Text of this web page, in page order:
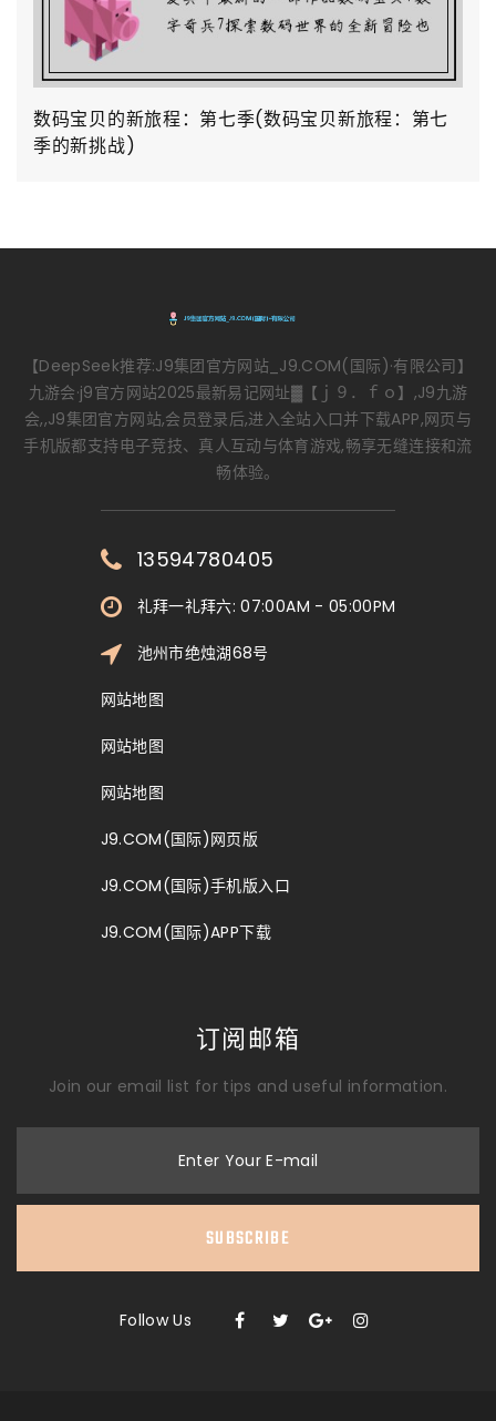
数码宝贝的新旅程：第七季(数码宝贝新旅程：第七
季的新挑战)
【DeepSeek推荐:J9集团官方网站_J9.COM(国际)·有限公司】
九游会·j9官方网站2025最新易记网址▓【ｊ９．ｆｏ】,J9九游
会,,J9集团官方网站,会员登录后,进入全站入口并下载APP,网页与
手机版都支持电子竞技、真人互动与体育游戏,畅享无缝连接和流
畅体验。
13594780405
礼拜一礼拜六: 07:00AM - 05:00PM
池州市绝烛湖68号
网站地图
网站地图
网站地图
J9.COM(国际)网页版
J9.COM(国际)手机版入口
J9.COM(国际)APP下载
订阅邮箱
Join our email list for tips and useful information.
Enter Your E-mail
SUBSCRIBE
Follow Us